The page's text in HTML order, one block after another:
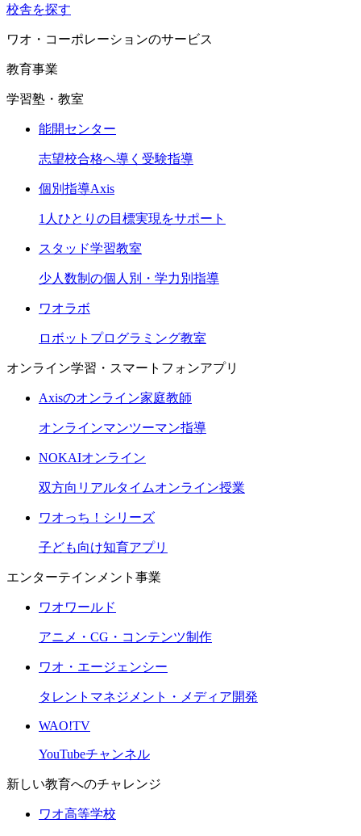
校舎を探す
ワオ・コーポレーションのサービス
教育事業
学習塾・教室
能開センター
志望校合格へ導く受験指導
個別指導Axis
1人ひとりの目標実現をサポート
スタッド学習教室
少人数制の個人別・学力別指導
ワオラボ
ロボットプログラミング教室
オンライン学習・スマートフォンアプリ
Axisのオンライン家庭教師
オンラインマンツーマン指導
NOKAIオンライン
双方向リアルタイムオンライン授業
ワオっち！シリーズ
子ども向け知育アプリ
エンターテインメント事業
ワオワールド
アニメ・CG・コンテンツ制作
ワオ・エージェンシー
タレントマネジメント・メディア開発
WAO!TV
YouTubeチャンネル
新しい教育へのチャレンジ
ワオ高等学校